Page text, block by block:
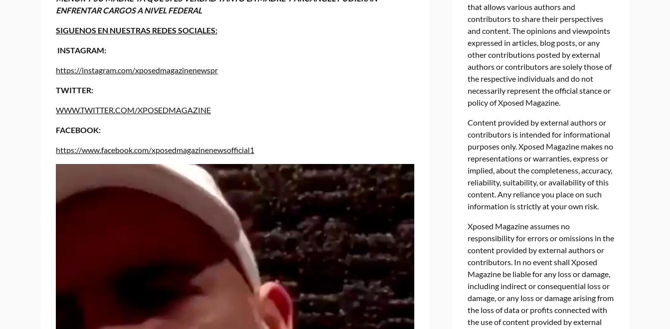
ENFRENTAR CARGOS A NIVEL FEDERAL
SIGUENOS EN NUESTRAS REDES SOCIALES:
INSTAGRAM:
https://instagram.com/xposedmagazinenewspr
TWITTER:
WWW.TWITTER.COM/XPOSEDMAGAZINE
FACEBOOK:
https://www.facebook.com/xposedmagazinenewsofficial1
that allows various authors and
contributors to share their perspectives
and content. The opinions and viewpoints
expressed in articles, blog posts, or any
other contributions posted by external
authors or contributors are solely those of
the respective individuals and do not
necessarily represent the official stance or
policy of Xposed Magazine.
Content provided by external authors or
contributors is intended for informational
purposes only. Xposed Magazine makes no
representations or warranties, express or
implied, about the completeness, accuracy,
reliability, suitability, or availability of this
content. Any reliance you place on such
information is strictly at your own risk.
Xposed Magazine assumes no
responsibility for errors or omissions in the
content provided by external authors or
contributors. In no event shall Xposed
Magazine be liable for any loss or damage,
including indirect or consequential loss or
damage, or any loss or damage arising from
the loss of data or profits connected with
the use of content provided by external